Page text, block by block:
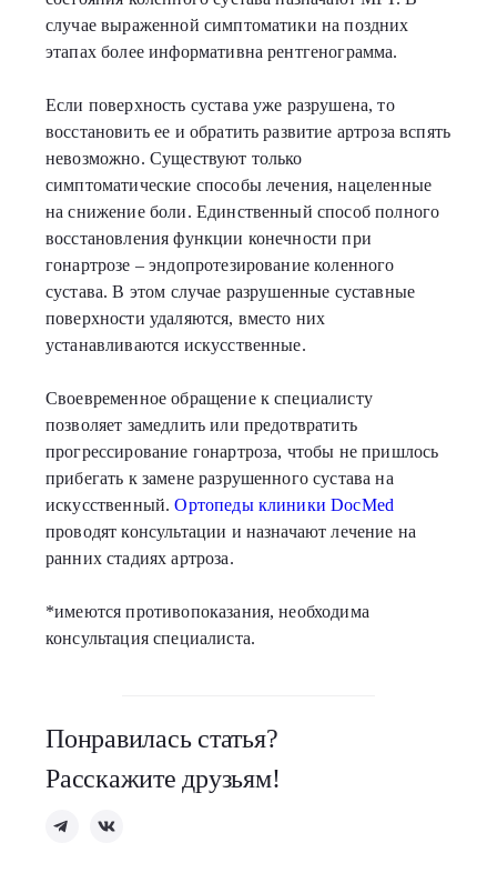
случае выраженной симптоматики на поздних
этапах более информативна рентгенограмма.
Если поверхность сустава уже разрушена, то
восстановить ее и обратить развитие артроза вспять
невозможно. Существуют только
симптоматические способы лечения, нацеленные
на снижение боли. Единственный способ полного
восстановления функции конечности при
гонартрозе – эндопротезирование коленного
сустава. В этом случае разрушенные суставные
поверхности удаляются, вместо них
устанавливаются искусственные.
Своевременное обращение к специалисту
позволяет замедлить или предотвратить
прогрессирование гонартроза, чтобы не пришлось
прибегать к замене разрушенного сустава на
искусственный.Ортопеды клиники DocMed
проводят консультации и назначают лечение на
ранних стадиях артроза.
*имеются противопоказания, необходима
консультация специалиста.
Понравилась статья?
Расскажите друзьям!